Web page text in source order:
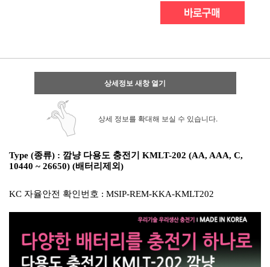
상세정보 새창 열기
상세 정보를 확대해 보실 수 있습니다.
Type (종류) : 깜냥 다용도 충전기 KMLT-202 (AA, AAA, C,
10440 ~ 26650) (배터리제외)
KC 자율안전 확인번호 : MSIP-REM-KKA-KMLT202